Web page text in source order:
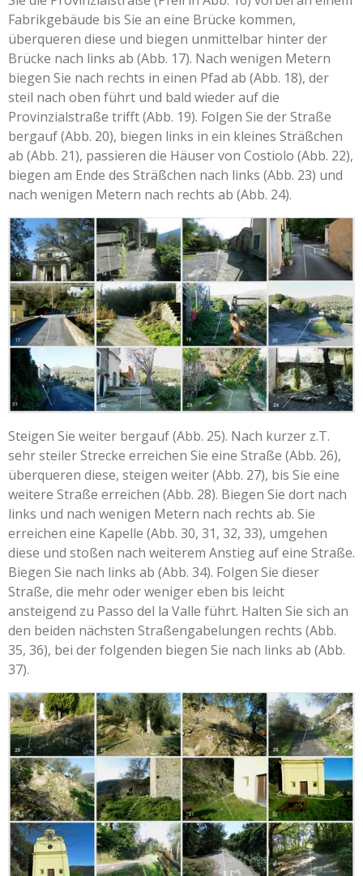
Fabrikgebäude bis Sie an eine Brücke kommen,
überqueren diese und biegen unmittelbar hinter der
Brücke nach links ab (Abb. 17). Nach wenigen Metern
biegen Sie nach rechts in einen Pfad ab (Abb. 18), der
steil nach oben führt und bald wieder auf die
Provinzialstraße trifft (Abb. 19). Folgen Sie der Straße
bergauf (Abb. 20), biegen links in ein kleines Sträßchen
ab (Abb. 21), passieren die Häuser von Costiolo (Abb. 22),
biegen am Ende des Sträßchen nach links (Abb. 23) und
nach wenigen Metern nach rechts ab (Abb. 24).
Steigen Sie weiter bergauf (Abb. 25). Nach kurzer z.T.
sehr steiler Strecke erreichen Sie eine Straße (Abb. 26),
überqueren diese, steigen weiter (Abb. 27), bis Sie eine
weitere Straße erreichen (Abb. 28). Biegen Sie dort nach
links und nach wenigen Metern nach rechts ab. Sie
erreichen eine Kapelle (Abb. 30, 31, 32, 33), umgehen
diese und stoßen nach weiterem Anstieg auf eine Straße.
Biegen Sie nach links ab (Abb. 34). Folgen Sie dieser
Straße, die mehr oder weniger eben bis leicht
ansteigend zu Passo del la Valle führt. Halten Sie sich an
den beiden nächsten Straßengabelungen rechts (Abb.
35, 36), bei der folgenden biegen Sie nach links ab (Abb.
37).